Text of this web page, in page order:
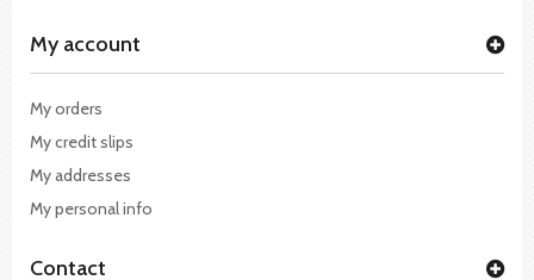
My account
My orders
My credit slips
My addresses
My personal info
Contact